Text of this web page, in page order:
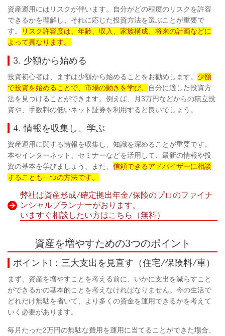
資産運用にはリスクが伴います。自分がどの程度のリスクを許容
できるかを理解し、それに応じた投資方法を選ぶことが重要で
す。
リスク許容度は、年齢、収入、家族構成、将来の計画などに
よって異なります。
3. 少額から始める
投資初心者は、まずは少額から始めることをお勧めします。 少額
で投資を始めることで、市場の動きを学び、
自分に適した投資方
法を見つけることができます。例えば、月3万円などからの積立投
資や、手数料の低いネット証券を利用すると良いでしょう。
4. 情報を収集し、学ぶ
資産運用に関する情報を収集し、知識を深めることが重要です。
本やインターネット、セミナーなどを活用して、最新の情報や投
資の基本を学びましょう。また、 信頼できるアドバイザーに相談
することも一つの方法です。
弊社は資産形成/確定拠出年金/保険のプロのファイナ
ンシャルプランナーがおります。
いますぐ相談したい方はこちら（無料）
資産を増やすための3つのポイント
ポイント1：三大支出を見直す（住宅/保険料/車）
まず、資産を増やすことを考える前に、いかに支出を減らすこと
ができるかの基本的ことを考えなければなりません。今の生活で
どれだけ無駄を省いて、より多くの資金を運用できるかを考えて
いく必要があります。
毎月たった2万円の無駄な費用を運用に当てることができた場合、